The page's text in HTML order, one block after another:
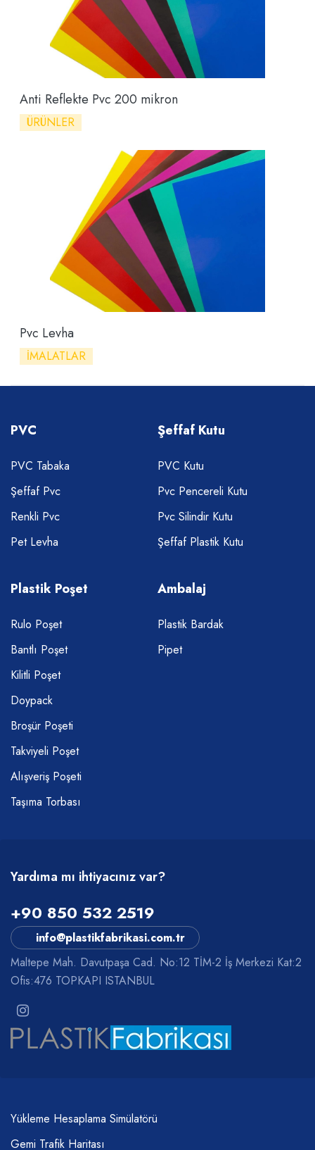
Anti Reflekte Pvc 200 mikron
ÜRÜNLER
Pvc Levha
İMALATLAR
PVC
PVC Tabaka
Şeffaf Pvc
Renkli Pvc
Pet Levha
Şeffaf Kutu
PVC Kutu
Pvc Pencereli Kutu
Pvc Silindir Kutu
Şeffaf Plastik Kutu
Plastik Poşet
Rulo Poşet
Bantlı Poşet
Kilitli Poşet
Doypack
Broşür Poşeti
Takviyeli Poşet
Alışveriş Poşeti
Taşıma Torbası
Ambalaj
Plastik Bardak
Pipet
Yardıma mı ihtiyacınız var?
+90 850 532 2519
info@plastikfabrikasi.com.tr
Maltepe Mah. Davutpaşa Cad. No:12 TİM-2 İş Merkezi Kat:2
Ofis:476 TOPKAPI ISTANBUL
Yükleme Hesaplama Simülatörü
Gemi Trafik Haritası